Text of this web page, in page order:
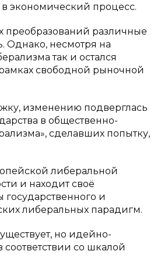
экономический процесс.
различные
несмотря на
так и остался
свободной рыночной
изменению подверглась
в общественно-
сделавших попытку,
либеральной
и находит своё
и
либеральных парадигм.
но идейно-
со шкалой